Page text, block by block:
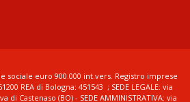
sociale euro 900.000 int.vers. Registro imprese
REA di Bologna: 451543 ; SEDE LEGALE: via
di Castenaso (BO) - SEDE AMMINISTRATIVA: via